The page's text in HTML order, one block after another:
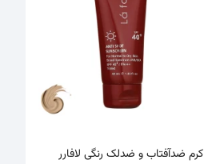
کرم ضدآفتاب و ضدلک رنگی لافارر